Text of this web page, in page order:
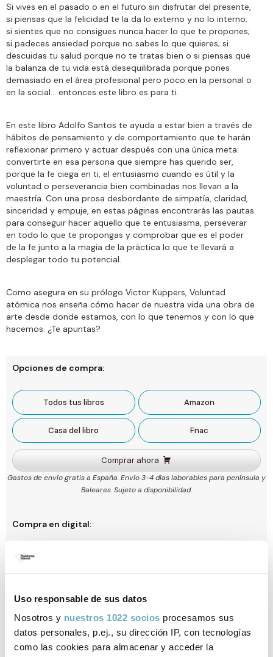
Uso responsable de sus datos
Nosotros y nuestros 1022 socios procesamos sus
datos personales, p.ej., su dirección IP, con tecnologías
como las cookies para almacenar y acceder la
Si vives en el pasado o en el futuro sin disfrutar del presente,
si piensas que la felicidad te la da lo externo y no lo interno;
si sientes que no consigues nunca hacer lo que te propones;
si padeces ansiedad porque no sabes lo que quieres; si
descuidas tu salud porque no te tratas bien o si piensas que
la balanza de tu vida está desequilibrada porque pones
demasiado en el área profesional pero poco en la personal o
en la social… entonces este libro es para ti.
En este libro Adolfo Santos te ayuda a estar bien a través de
hábitos de pensamiento y de comportamiento que te harán
reflexionar primero y actuar después con una única meta:
convertirte en esa persona que siempre has querido ser,
porque la fe ciega en ti, el entusiasmo cuando es útil y la
voluntad o perseverancia bien combinadas nos llevan a la
maestría. Con una prosa desbordante de simpatía, claridad,
sinceridad y empuje, en estas páginas encontrarás las pautas
para conseguir hacer aquello que te entusiasma, perseverar
en todo lo que te propongas y comprobar que es el poder
de la fe junto a la magia de la práctica lo que te llevará a
desplegar todo tu potencial.
Como asegura en su prólogo Victor Küppers, Voluntad
atómica nos enseña cómo hacer de nuestra vida una obra de
arte desde donde estamos, con lo que tenemos y con lo que
hacemos. ¿Te apuntas?
Opciones de compra:
Todos tus libros Amazon
Casa del libro Fnac
Comprar ahora
Gastos de envío gratis a España. Envío 3-4 días laborables para península y
Baleares. Sujeto a disponibilidad.
Compra en digital:
Ficha técnica
ISBN: 979-13-87813-47-5